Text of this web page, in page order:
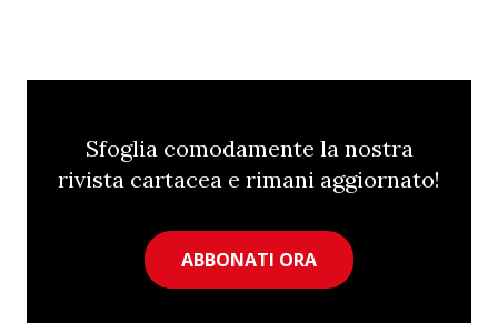
Sfoglia comodamente la nostra
rivista cartacea e rimani aggiornato!
ABBONATI ORA